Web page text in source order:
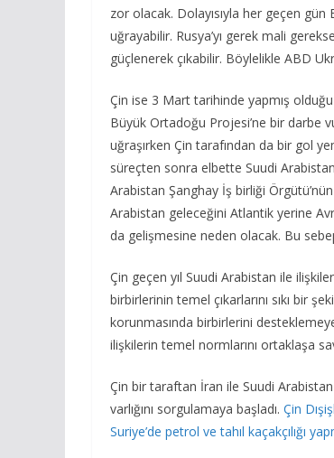
zor olacak. Dolayısıyla her geçen
uğrayabilir. Rusya’yı gerek mali
güçlenerek çıkabilir. Böylelikle ABD
Çin ise 3 Mart tarihinde yapmış
Büyük Ortadoğu Projesi’ne bir darbe
uğraşırken Çin tarafından da bir gol
süreçten sonra elbette Suudi
Arabistan Şanghay İş birliği
Arabistan geleceğini Atlantik yerine
da gelişmesine neden olacak. Bu
Çin geçen yıl Suudi Arabistan ile
birbirlerinin temel çıkarlarını sıkı bir
korunmasında birbirlerini
ilişkilerin temel normlarını ortaklaşa
Çin bir taraftan İran ile Suudi
varlığını sorgulamaya başladı. Çin
Suriye’de petrol ve tahıl kaçakçılığı